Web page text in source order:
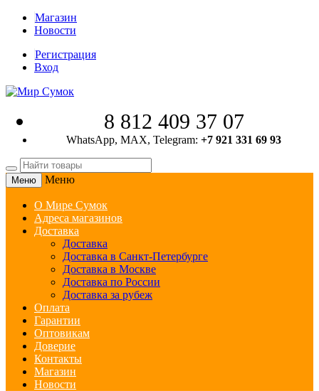
Магазин
Новости
Регистрация
Вход
8 812 409 37 07
WhatsApp, MAX, Telegram: +7 921 331 69 93
Меню Меню
О Мире Сумок
Адреса магазинов
Доставка
Доставка
Доставка в Санкт-Петербурге
Доставка в Москве
Доставка по России
Доставка за рубеж
Оплата
Гарантии
Оптовикам
Доверие
Контакты
Магазин
Новости